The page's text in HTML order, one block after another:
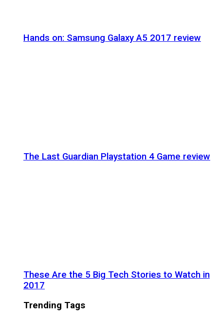
Hands on: Samsung Galaxy A5 2017 review
The Last Guardian Playstation 4 Game review
These Are the 5 Big Tech Stories to Watch in
2017
Trending Tags